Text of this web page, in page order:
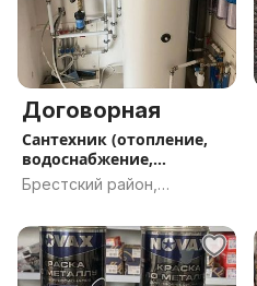
Договорная
Сантехник (отопление,
водоснабжение,
канализация)
Брестский район,